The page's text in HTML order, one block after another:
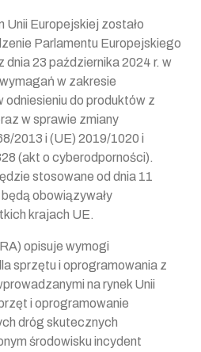
Unii Europejskiej zostało
Parlamentu Europejskiego
23 października 2024 r. w
w zakresie
do produktów z
w sprawie zmiany
2013 i (UE) 2019/1020 i
(akt o cyberodporności).
stosowane od dnia 11
obowiązywały
krajach UE.
opisuje wymogi
sprzętu i oprogramowania z
na rynek Unii
i oprogramowanie
dróg skutecznych
środowisku incydent